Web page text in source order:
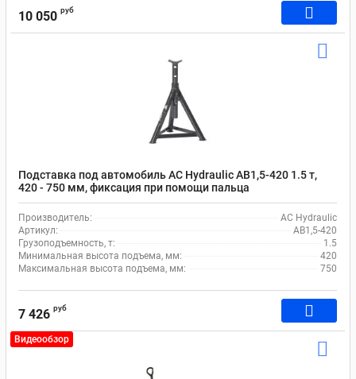
10 050 руб
Подставка под автомобиль AC Hydraulic AB1,5-420 1.5 т,
420 - 750 мм, фиксация при помощи пальца
Производитель:
AC Hydraulic
Артикул:
AB1,5-420
Грузоподъемность, т:
1.5
Минимальная высота подъема, мм:
420
Максимальная высота подъема, мм:
750
7 426 руб
Видеообзор